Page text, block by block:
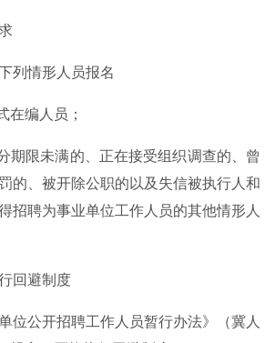
列情形人员报名
在编人员；
期限未满的、正在接受组织调查的、曾
的、被开除公职的以及失信被执行人和
招聘为事业单位工作人员的其他情形人
回避制度
位公开招聘工作人员暂行办法》（冀人